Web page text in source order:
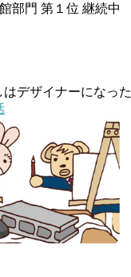
部門 第１位 継続中
デザイナーになった